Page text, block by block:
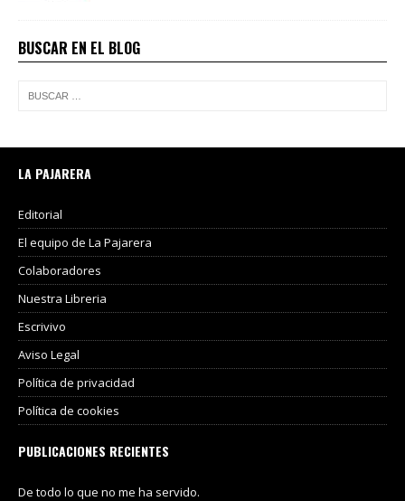
BUSCAR EN EL BLOG
LA PAJARERA
Editorial
El equipo de La Pajarera
Colaboradores
Nuestra Libreria
Escrivivo
Aviso Legal
Política de privacidad
Política de cookies
PUBLICACIONES RECIENTES
De todo lo que no me ha servido.